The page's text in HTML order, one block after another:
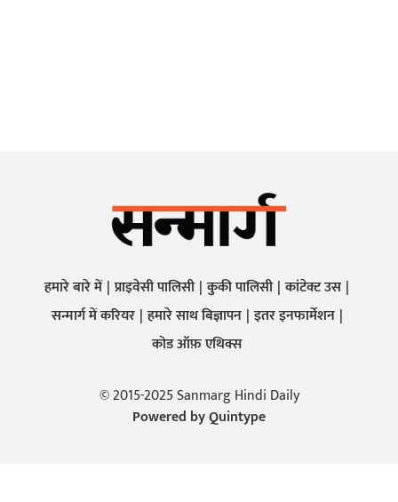
हमारे बारे में प्राइवेसी पालिसी कुकी पालिसी कांटेक्ट उस
सन्मार्ग में करियर हमारे साथ बिज्ञापन इतर इनफार्मेशन
कोड ऑफ़ एथिक्स
© 2015-2025 Sanmarg Hindi Daily
Powered byQuintype